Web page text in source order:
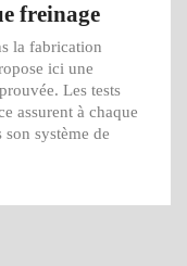
freinage
la fabrication
ici une
Les tests
assurent à chaque
système de